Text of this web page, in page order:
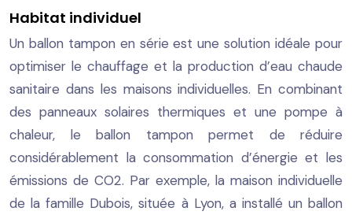
Habitat individuel
Un ballon tampon en série est une solution idéale pour
optimiser le chauffage et la production d’eau chaude
sanitaire dans les maisons individuelles. En combinant
des panneaux solaires thermiques et une pompe à
chaleur, le ballon tampon permet de réduire
considérablement la consommation d’énergie et les
émissions de CO2. Par exemple, la maison individuelle
de la famille Dubois, située à Lyon, a installé un ballon